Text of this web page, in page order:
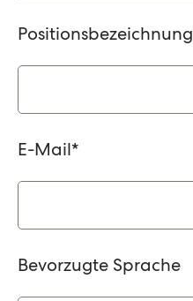
Positionsbezeichnung
E-Mail*
Bevorzugte Sprache